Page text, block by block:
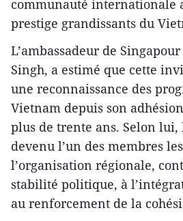
communauté internationale
prestige grandissants du
L’ambassadeur de
Singh, a estimé que cette
une reconnaissance des
Vietnam depuis son
plus de trente ans. Selon lui,
devenu l’un des membres
l’organisation régionale,
stabilité politique, à
au renforcement de la